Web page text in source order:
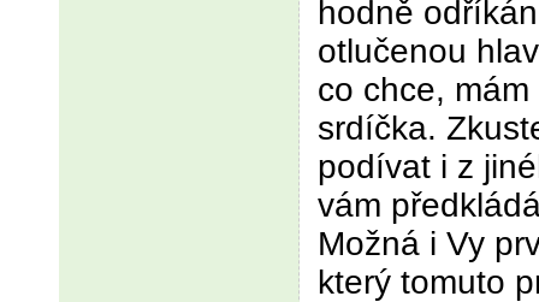
hodně
otlučenou
co chce,
srdíčka.
podívat i z
vám
Možná i Vy
který tomuto